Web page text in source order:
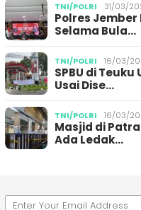
TNI/POLRI 31/03/
Polres Jember
Selama Bula…
TNI/POLRI 16/03/
SPBU di
Usai Dise…
TNI/POLRI 16/03/
Masjid di
Ada Ledak…